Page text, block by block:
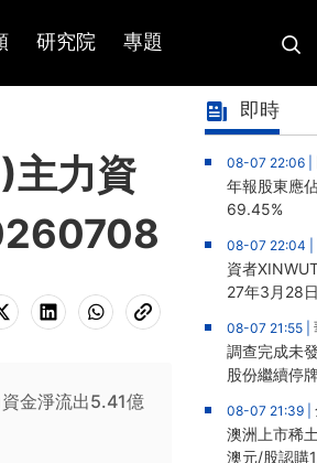
研究院 專題
主力資
金淨流出5.41億
即時
08-07 22:06 |
年報股東應
69.45%
08-07 22:04 |
資者
27年3月28日
08-07 21:55 |
調查完成未
股份繼續停
08-07 21:39 |
澳洲上市稀
澳元/股認購